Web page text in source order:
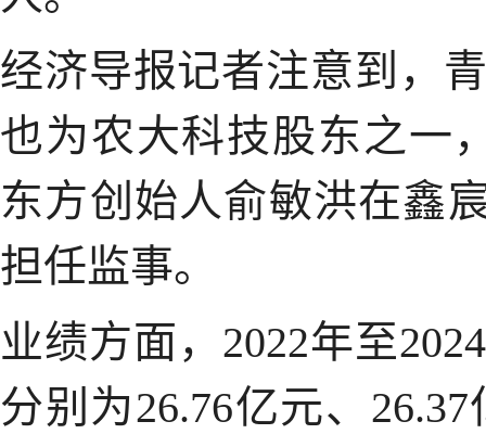
经济导报记者注意到，
也为农大科技股东之一
东方创始人俞敏洪在鑫
担任监事。
业绩方面，2022年至
分别为26.76亿元、